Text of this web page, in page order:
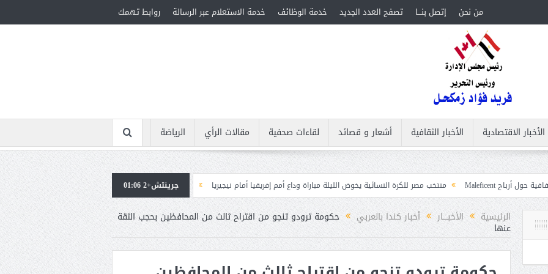
من نحن إتصل بنـــا تصفح العدد الجديد خدمة الوظائف خدمة الاستعلام عبر الرسالة روابط تهمك
الأخبار الاقتصادية الأخبار الثقافية أشعار و قصائد لقاءات صحفية مقالات الرأي
الرياضة
منتخب مصر للكرة النسائية يخوض الليلة مباراة وداع أمم إفريقيا أمام نيجيريا
استقبال جماهيرى حاشد لمحمد صلاح لدى وصوله إلى تركيا لإتمام انتقاله إلى
جرينتش+2 01:06
الرئيسية الأخبــــار أخبار كندا بالعربي حكومة ترودو تنجو من اقتراح ثالث من المحافظين بحجب الثقة
عنها